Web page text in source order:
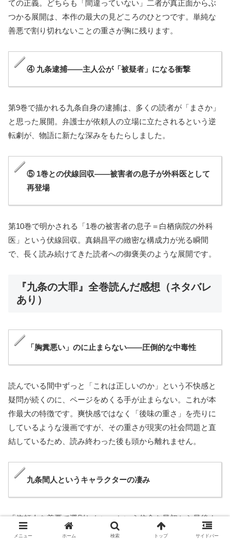
ての正義。どちらも「間違っていない」二者が真正面からぶ
つかる展開は、本作の最大の見どころのひとつです。単純な
善悪で割り切れないことの重さが胸に残ります。
④ 九条逮捕——主人公が「被疑者」になる衝撃
第9巻で描かれる九条自身の逮捕は、多くの読者が「まさか」
と思った展開。弁護士が依頼人の立場に立たされるという逆
転劇が、物語に新たな深みをもたらしました。
⑤ 1巻との伏線回収——被害者の息子が外科医として
再登場
第10巻で明かされる「1巻の被害者の息子＝白栖病院の外科
医」という伏線回収。真鍋昌平の緻密な構成力が光る瞬間
で、長く読み続けてきた読者への御褒美のような展開です。
『九条の大罪』全巻読んだ感想（ネタバレ
あり）
「胸糞悪い」のに止まらない——圧倒的な中毒性
読んでいる間中ずっと「これは正しいのか」という不快感と
疑問が続くのに、ページをめくる手が止まらない。これが本
作最大の特徴です。爽快感ではなく「後味の重さ」を売りに
しているような漫画ですが、その重さが現実の社会問題と直
結しているため、読み終わった後も頭から離れません。
九条間人というキャラクターの凄み
「依頼人を善悪で選別しない」という信念を最初から最後ま
で一切ブレずに貫く九条の存在感は圧倒的です。ウシジマく
メニュー ホーム 検索 トップ サイドバー